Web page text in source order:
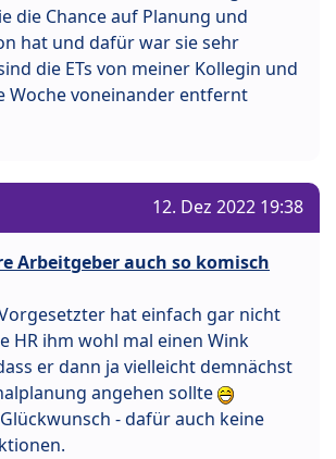
die Chance auf Planung und
hat und dafür war sie sehr
die ETs von meiner Kollegin und
Woche voneinander entfernt
12. Dez 2022 19:38
Arbeitgeber auch so komisch
hat einfach gar nicht
HR ihm wohl mal einen Wink
er dann ja vielleicht demnächst
angehen sollte
- dafür auch keine